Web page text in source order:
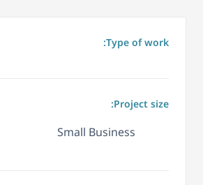
Type of work:
Project size:
Small Business